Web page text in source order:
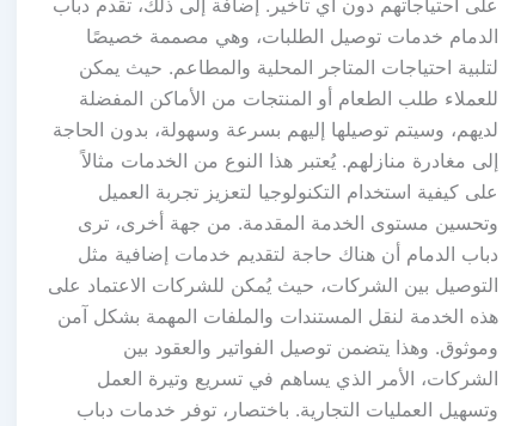
على احتياجاتهم دون أي تأخير. إضافة إلى ذلك، تقدم دباب
الدمام خدمات توصيل الطلبات، وهي مصممة خصيصًا
لتلبية احتياجات المتاجر المحلية والمطاعم. حيث يمكن
للعملاء طلب الطعام أو المنتجات من الأماكن المفضلة
لديهم، وسيتم توصيلها إليهم بسرعة وسهولة، بدون الحاجة
إلى مغادرة منازلهم. يُعتبر هذا النوع من الخدمات مثالاً
على كيفية استخدام التكنولوجيا لتعزيز تجربة العميل
وتحسين مستوى الخدمة المقدمة. من جهة أخرى، ترى
دباب الدمام أن هناك حاجة لتقديم خدمات إضافية مثل
التوصيل بين الشركات، حيث يُمكن للشركات الاعتماد على
هذه الخدمة لنقل المستندات والملفات المهمة بشكل آمن
وموثوق. وهذا يتضمن توصيل الفواتير والعقود بين
الشركات، الأمر الذي يساهم في تسريع وتيرة العمل
وتسهيل العمليات التجارية. باختصار، توفر خدمات دباب